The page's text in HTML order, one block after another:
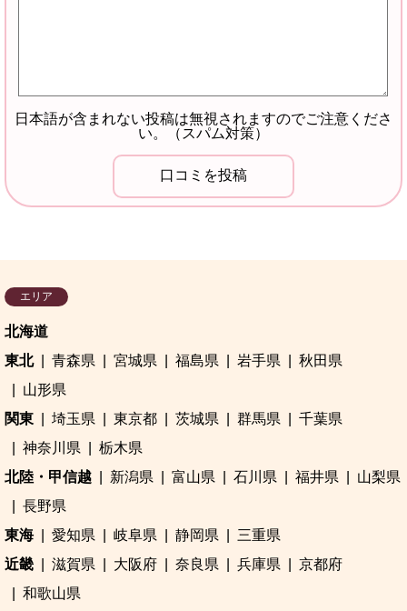
日本語が含まれない投稿は無視されますのでご注意くださ
い。（スパム対策）
エリア
北海道
東北
青森県 宮城県 福島県 岩手県
秋田県
山形県
関東
埼玉県 東京都 茨城県 群馬県
千葉県
神奈川県
栃木県
北陸・甲信越
新潟県 富山県 石川県 福井県
山梨県
長野県
東海
愛知県 岐阜県 静岡県
三重県
近畿
滋賀県 大阪府 奈良県 兵庫県
京都府
和歌山県